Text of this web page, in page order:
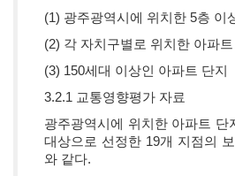
(1) 광주광역시에 위치한 5층 이
(2) 각 자치구별로 위치한 아파트
(3) 150세대 이상인 아파트 단지
3.2.1 교통영향평가 자료
광주광역시에 위치한 아파트 단
대상으로 선정한 19개 지점의
와 같다.